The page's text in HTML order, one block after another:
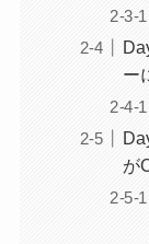
ー
が